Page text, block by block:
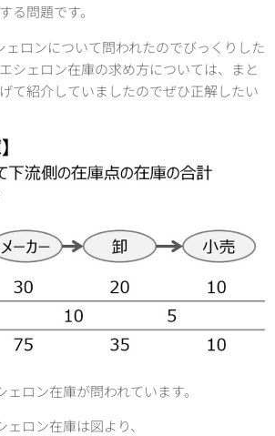
る問題です。
ェロンについて問われたのでびっくりした
シェロン在庫の求め方については、まと
て紹介していましたのでぜひ正解したい
ロン在庫が問われています。
ロン在庫は図より、